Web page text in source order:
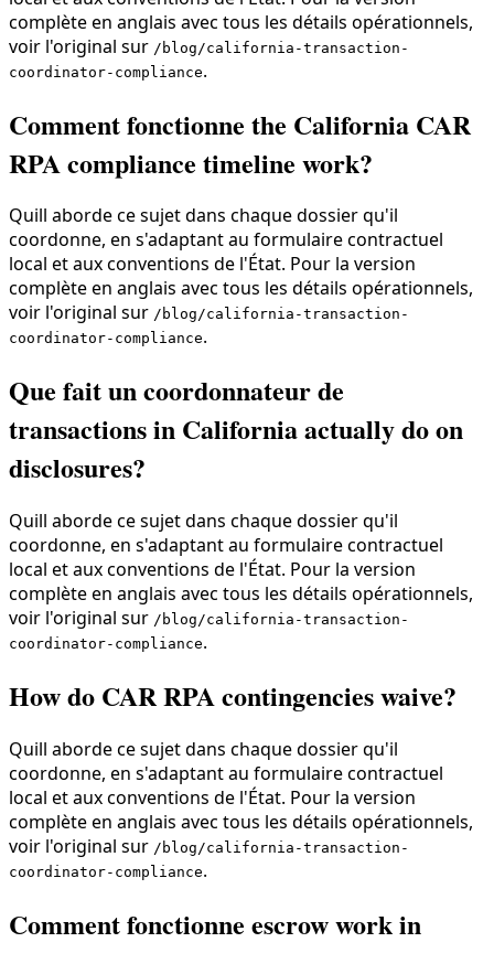
complète en anglais avec tous les détails opérationnels,
voir l'original sur /blog/california-transaction-
coordinator-compliance.
Comment fonctionne the California CAR
RPA compliance timeline work?
Quill aborde ce sujet dans chaque dossier qu'il
coordonne, en s'adaptant au formulaire contractuel
local et aux conventions de l'État. Pour la version
complète en anglais avec tous les détails opérationnels,
voir l'original sur /blog/california-transaction-
coordinator-compliance.
Que fait un coordonnateur de
transactions in California actually do on
disclosures?
Quill aborde ce sujet dans chaque dossier qu'il
coordonne, en s'adaptant au formulaire contractuel
local et aux conventions de l'État. Pour la version
complète en anglais avec tous les détails opérationnels,
voir l'original sur /blog/california-transaction-
coordinator-compliance.
How do CAR RPA contingencies waive?
Quill aborde ce sujet dans chaque dossier qu'il
coordonne, en s'adaptant au formulaire contractuel
local et aux conventions de l'État. Pour la version
complète en anglais avec tous les détails opérationnels,
voir l'original sur /blog/california-transaction-
coordinator-compliance.
Comment fonctionne escrow work in